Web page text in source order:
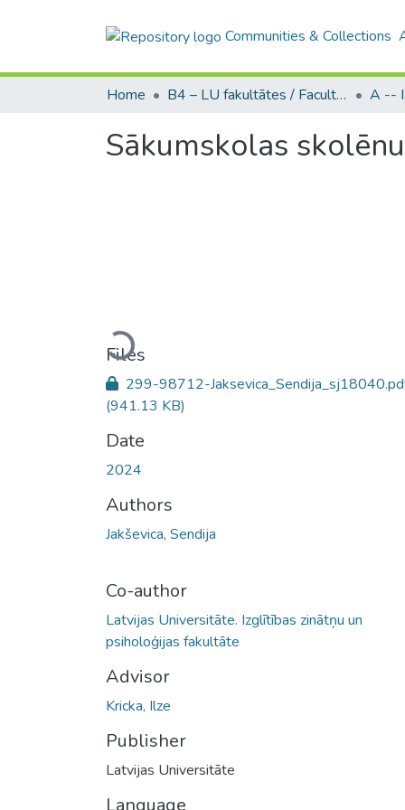
Communities & Collections
Home B4 – LU fakultātes / Faculties of the UL
Sākumskolas
Loading...
Files
299-98712-
(941.13 KB)
Date
2024
Authors
Jakševica, Sendija
Co-author
Latvijas Universitāte. Izglītības zinātņu un
psiholoģijas fakultāte
Advisor
Kricka, Ilze
Publisher
Latvijas Universitāte
Language